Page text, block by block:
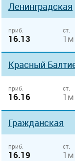
Ленинградская
приб.
16.13
ст.
1м
Красный
приб.
16.16
ст.
1м
Гражданская
приб.
16.19
ст.
1м